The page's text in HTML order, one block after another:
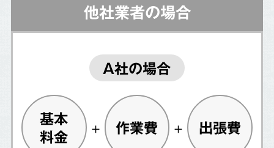
他社業者の場合
A社の場合
基本
料金
作業費 出張費